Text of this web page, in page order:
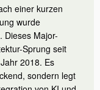
einer kurzen
wurde
Dieses Major-
Sprung seit
2018. Es
sondern legt